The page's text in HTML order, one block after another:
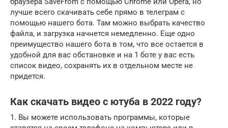
лучше всего скачивать себе прямо в телеграм с
помощью нашего бота. Там можно выбрать качество
файла, и загрузка начнется немедленно. Еще одно
преимущество нашего бота в том, что все остается в
удобной для вас обстановке и на 1 боте у вас есть
список видео, сохранять их в отдельном месте не
придется.
Как скачать видео с ютуба в 2022 году?
1. Вы можете использовать программы, которые